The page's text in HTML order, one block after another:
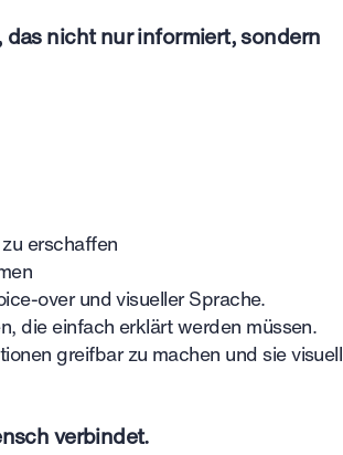
nicht nur informiert, sondern
erschaffen
over und visueller Sprache.
die einfach erklärt werden müssen.
greifbar zu machen und sie visuell
verbindet.